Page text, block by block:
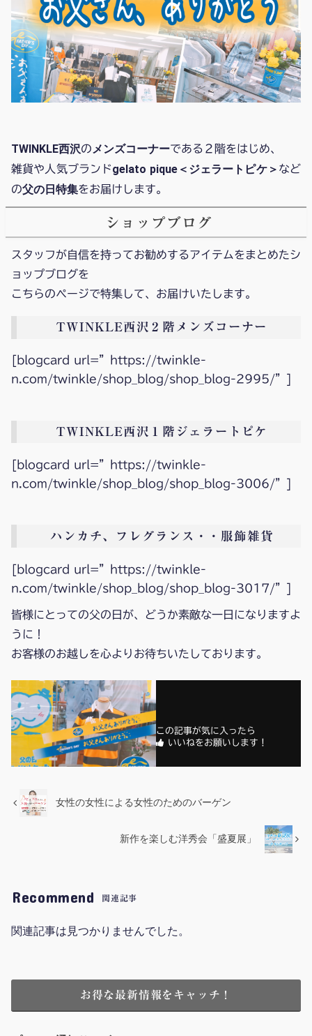
TWINKLE西沢のメンズコーナーである２階をはじめ、
雑貨や人気ブランドgelato pique＜ジェラートピケ＞ など
の父の日特集をお届けします。
ショップブログ
スタッフが自信を持ってお勧めするアイテムをまとめたシ
ョップブログを
こちらのページで特集して、お届けいたします。
TWINKLE西沢２階メンズコーナー
[blogcard url=”https://twinkle-
n.com/twinkle/shop_blog/shop_blog-2995/”]
TWINKLE西沢１階ジェラートピケ
[blogcard url=”https://twinkle-
n.com/twinkle/shop_blog/shop_blog-3006/”]
ハンカチ、フレグランス・・服飾雑貨
[blogcard url=”https://twinkle-
n.com/twinkle/shop_blog/shop_blog-3017/”]
皆様にとっての父の日が、どうか素敵な一日になりますよ
うに！
お客様のお越しを心よりお待ちいたしております。
この記事が気に入ったら
いいねをお願いします！
女性の女性による女性のためのバーゲン
新作を楽しむ洋秀会「盛夏展」
Recommend 関連記事
関連記事は見つかりませんでした。
お得な最新情報をキャッチ！